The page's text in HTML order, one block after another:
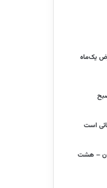
یک‌ماه
است
– هشت